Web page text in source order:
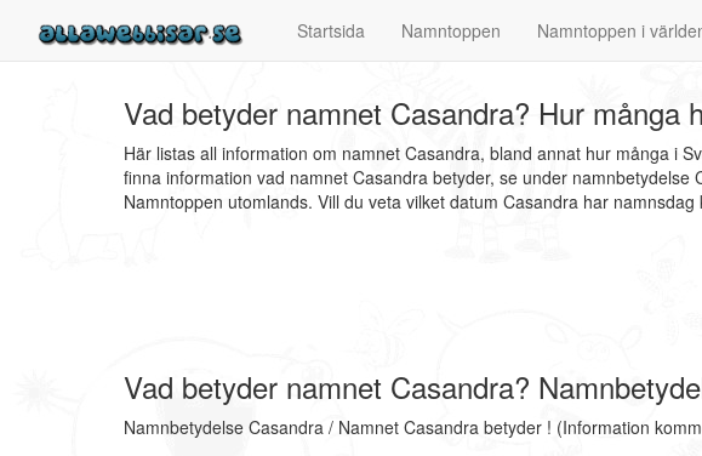
Startsida Namntoppen Namntoppen i
Vad betyder namnet Casandra? Hur många
Här listas all information om namnet Casandra, bland annat hur många i
finna information vad namnet Casandra betyder, se under
Namntoppen utomlands. Vill du veta vilket datum Casandra har
Vad betyder namnet Casandra?
Namnbetydelse Casandra / Namnet Casandra betyder ! (Information